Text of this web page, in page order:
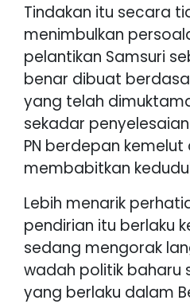
Tindakan itu secara
menimbulkan
pelantikan Samsuri
benar dibuat
yang telah
sekadar
PN berdepan
membabitkan
Lebih menarik
pendirian itu berlaku
sedang mengorak
wadah politik baharu
yang berlaku dalam